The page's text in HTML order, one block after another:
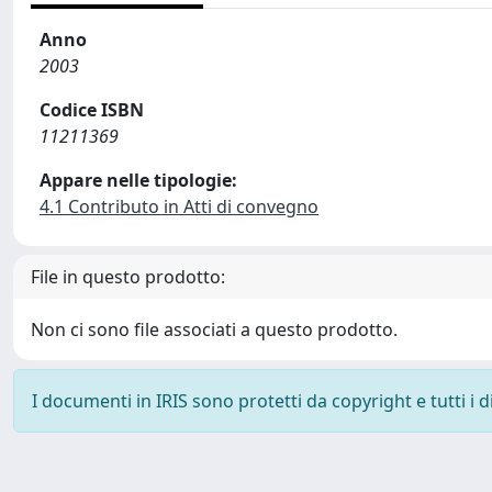
Anno
2003
Codice ISBN
11211369
Appare nelle tipologie:
4.1 Contributo in Atti di convegno
File in questo prodotto:
Non ci sono file associati a questo prodotto.
I documenti in IRIS sono protetti da copyright e tutti i